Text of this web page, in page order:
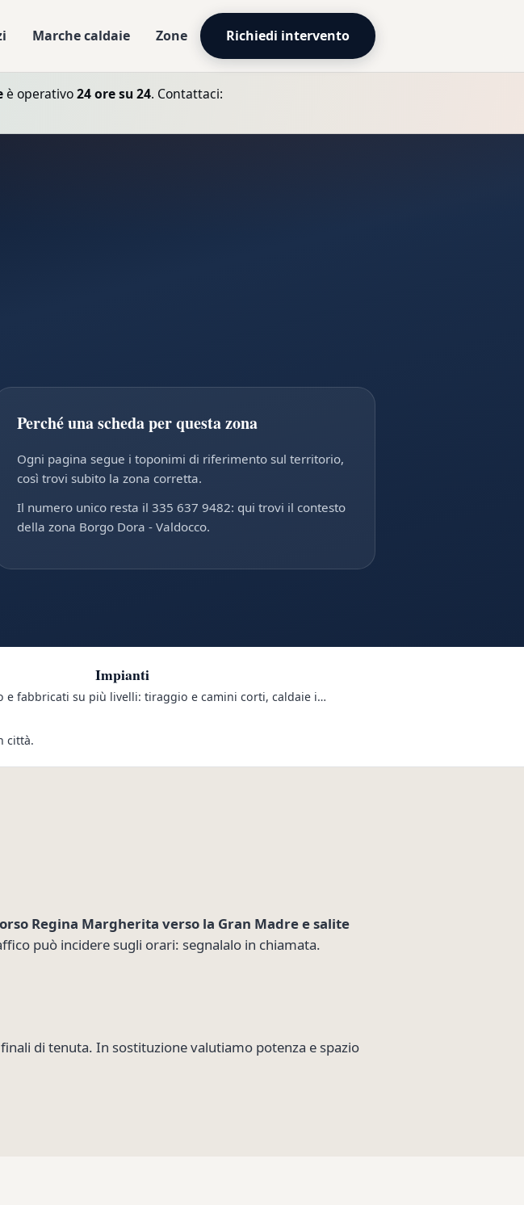
Marche caldaie Zone Richiedi intervento
è operativo24 ore su 24. Contattaci:
Perché una scheda per questa zona
Ogni pagina segue i toponimi di riferimento sul territorio,
così trovi subito la zona corretta.
Il numero unico resta il 335 637 9482: qui trovi il contesto
della zona Borgo Dora - Valdocco.
Impianti
e fabbricati su più livelli: tiraggio e camini corti, caldaie i…
città.
Regina Margherita verso la Gran Madre e salite
può incidere sugli orari: segnalalo in chiamata.
di tenuta. In sostituzione valutiamo potenza e spazio